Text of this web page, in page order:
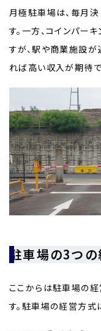
月極駐車場は、毎月決
す。一方、コインパー
すが、駅や商業施設
れば高い収入が期待で
駐車場の3つ
ここからは駐車場の経
す。駐車場の経営方式